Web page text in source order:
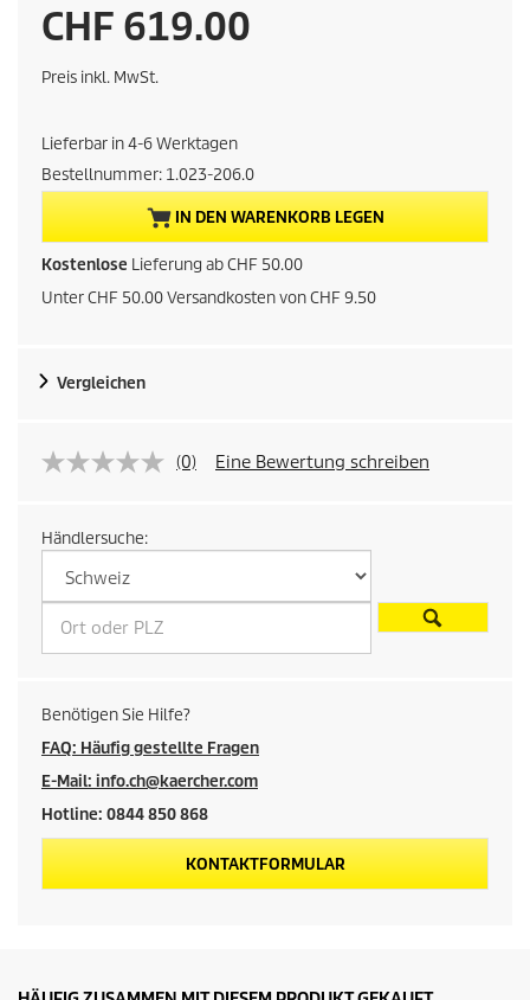
A
k
u
e
l
l
e
P
e
i
s
d
e
s
P
r
CHF 619.00
Preis inkl. MwSt.
Lieferbar in 4-6 Werktagen
Bestellnummer: 1.023-206.0
IN DEN WARENKORB LEGEN
Kostenlose Lieferung ab CHF 50.00
Unter CHF 50.00 Versandkosten von CHF 9.50
Vergleichen
(0) Eine Bewertung schreiben
Händlersuche:
Benötigen Sie Hilfe?
FAQ: Häufig gestellte Fragen
E-Mail: info.ch@kaercher.com
Hotline: 0844 850 868
KONTAKTFORMULAR